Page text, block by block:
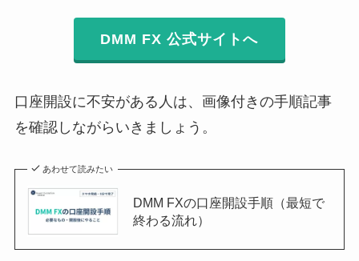
DMM FX 公式サイトへ
口座開設に不安がある人は、画像付きの手順記事
を確認しながらいきましょう。
あわせて読みたい
DMM FXの口座開設手順（最短で
終わる流れ）